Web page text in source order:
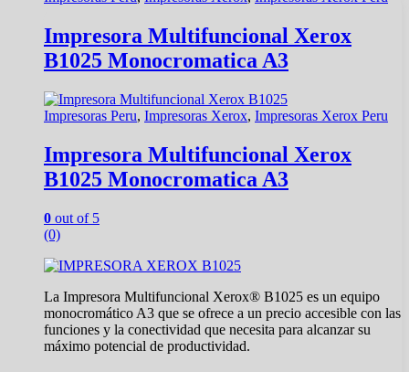
Impresora Multifuncional Xerox
B1025 Monocromatica A3
Impresoras Peru, Impresoras Xerox, Impresoras Xerox Peru
Impresora Multifuncional Xerox
B1025 Monocromatica A3
0 out of 5
(0)
La Impresora Multifuncional Xerox® B1025 es un equipo
monocromático A3 que se ofrece a un precio accesible con las
funciones y la conectividad que necesita para alcanzar su
máximo potencial de productividad.